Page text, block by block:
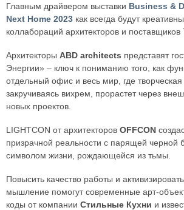
Главным драйвером выставки Business &
Next Home 2023 как всегда будут
коллабораций архитекторов и поставщиков
Архитекторы ABD architects представят
Энергии» – ключ к пониманию того, как
отдельный офис и весь мир, где творческая
закручиваясь вихрем, прорастет через
новых проектов.
LIGHTCON от архитекторов OFFCON
призрачной реальности с парящей черной
символом жизни, рождающейся из тьмы.
Повысить качество работы и
мышление помогут современные арт-
коды от компании Стильные Кухни и